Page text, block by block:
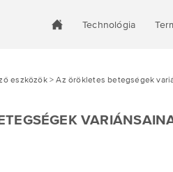
Technológia
eszközök > Az örökletes betegségek